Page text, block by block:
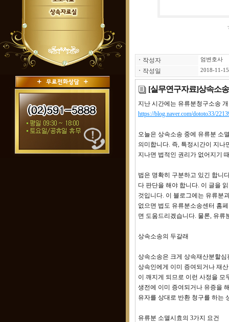
ㆍ 작성자 엄변호사
ㆍ 작성일 2018-11-
[실무연구자료]상속소
지난 시간에는 유류분청구소송
https://blog.naver.com/dototo33/
오늘은 상속소송 중에 유류분 소
의미합니다. 즉, 특정시간이 지
지나면 법적인 권리가 없어지기
법은 명확히 구분하고 있긴 합니
다 판단을 해야 합니다. 이 글을
것입니다. 이 블로그에는 유류분
없으면 법도 유류분소송센터 홈
면 도움드리겠습니다. 물론, 유류
상속소송의 두갈래
상속소송은 크게 상속재산분할
상속인에게 이미 증여되거나 재
이 깨지게 되므로 이런 사정을
생전에 이미 증여되거나 유증을
유자를 상대로 반환 청구를 하는
유류분 소멸시효의 3가지 요건